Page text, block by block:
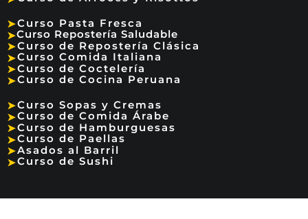
➤Curso Pasta Fresca
➤Curso Repostería Saludable
➤Curso de Repostería Clásica
➤Curso Comida Italiana
➤Curso de Coctelería
➤Curso de Cocina Peruana
➤Curso Sopas y Cremas
➤Curso de Comida Árabe
➤Curso de Hamburguesas
➤Curso de Paellas
➤Asados al Barril
➤Curso de Sushi